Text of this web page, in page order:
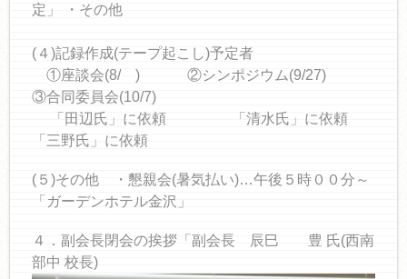
定」 ・その他
(４)記録作成(テープ起こし)予定者
①座談会(8/ ) ②シンポジウム(9/27)
③合同委員会(10/7)
「田辺氏」に依頼 「清水氏」に依頼
「三野氏」に依頼
(５)その他 ・懇親会(暑気払い)…午後５時００分～
「ガーデンホテル金沢」
４．副会長閉会の挨拶「副会長 辰巳 豊 氏(西南
部中 校長)